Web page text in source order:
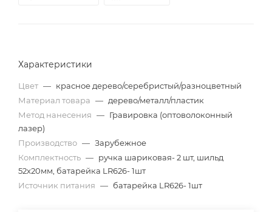
Характеристики
Цвет — красное дерево/серебристый/разноцветный
Материал товара — дерево/металл/пластик
Метод нанесения — Гравировка (оптоволоконный
лазер)
Производство — Зарубежное
Комплектность — ручка шариковая- 2 шт, шильд
52х20мм, батарейка LR626- 1шт
Источник питания — батарейка LR626- 1шт